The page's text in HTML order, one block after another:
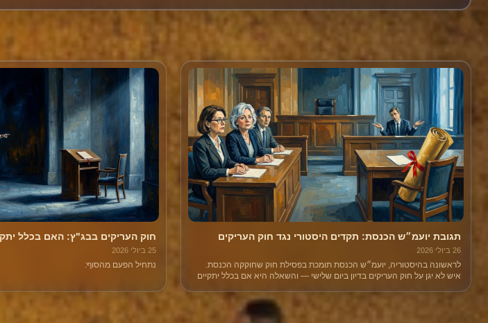
תגובת יועמ״ש הכנסת: תקדים היסטורי נגד חוק העריקים
26 ביולי 2026
לראשונה בהיסטוריה, יועמ״ש הכנסת תומכת בפסילת חוק שחוקקה הכנסת.
איש לא יגן על חוק העריקים בדיון ביום שלישי — והשאלה היא אם בכלל יתקיים
חוק העריקים בבג"ץ: האם בכלל
25 ביולי 2026
נתחיל הפעם מהסוף: